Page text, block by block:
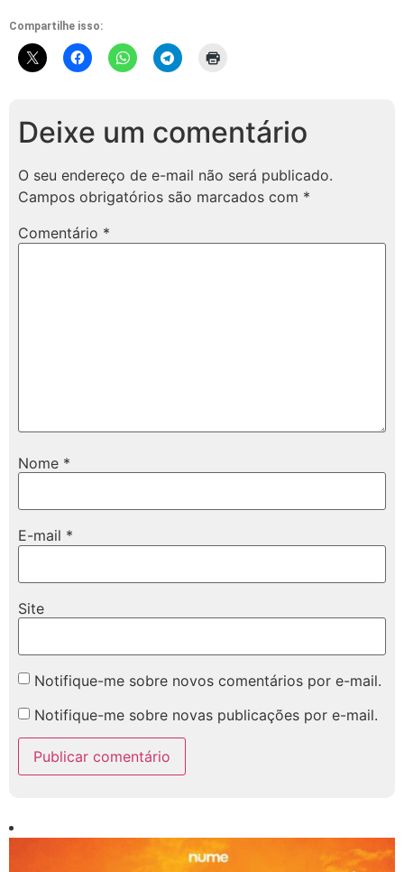
Compartilhe isso:
Deixe um comentário
O seu endereço de e-mail não será publicado.
Campos obrigatórios são marcados com *
Comentário *
Nome *
E-mail *
Site
Notifique-me sobre novos comentários por e-mail.
Notifique-me sobre novas publicações por e-mail.